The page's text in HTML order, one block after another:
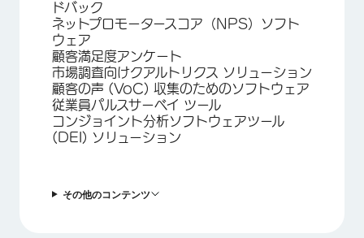
ドバック
ネットプロモータースコア（NPS）ソフト
ウェア
顧客満足度アンケート
市場調査向けクアルトリクス ソリューション
顧客の声 (VoC) 収集のためのソフトウェア
従業員パルスサーベイ ツール
コンジョイント分析ソフトウェアツール
(DEI) ソリューション
その他のコンテンツ